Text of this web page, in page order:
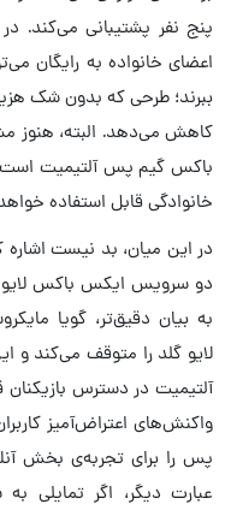
پنج نفر پشتیبانی می‌کند.
اعضای خانواده به رایگان
ببرند؛ طرحی که بدون شک
کاهش می‌دهد. البته،
باکس گیم پس آلتیمیت است
خانوادگی قابل استفاده
در این میان، بد نیست اشاره
دو سرویس ایکس باکس
به بیان دقیق‌تر، گویا
لایو گلد را متوقف می‌کند و
آلتیمیت در دسترس بازیکنان
واکنش‌های اعتراض‌آمیز
پس را برای تجربه‌ی بخش
عبارت دیگر، اگر تمایلی